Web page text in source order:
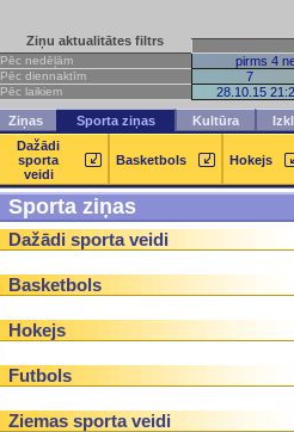
Ziņu aktualitātes filtrs
Pēc nedēļām pirms 4
Pēc diennaktīm 7
Pēc laikiem 28.10.15
Ziņas Sporta ziņas Kultūra
Dažādi
sporta
veidi
Basketbols Hokejs
Sporta ziņas
Dažādi sporta veidi
Basketbols
Hokejs
Futbols
Ziemas sporta veidi